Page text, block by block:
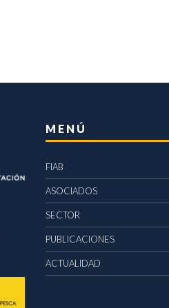
MENÚ
FIAB
ASOCIADOS
SECTOR
PUBLICACIONES
ACTUALIDAD